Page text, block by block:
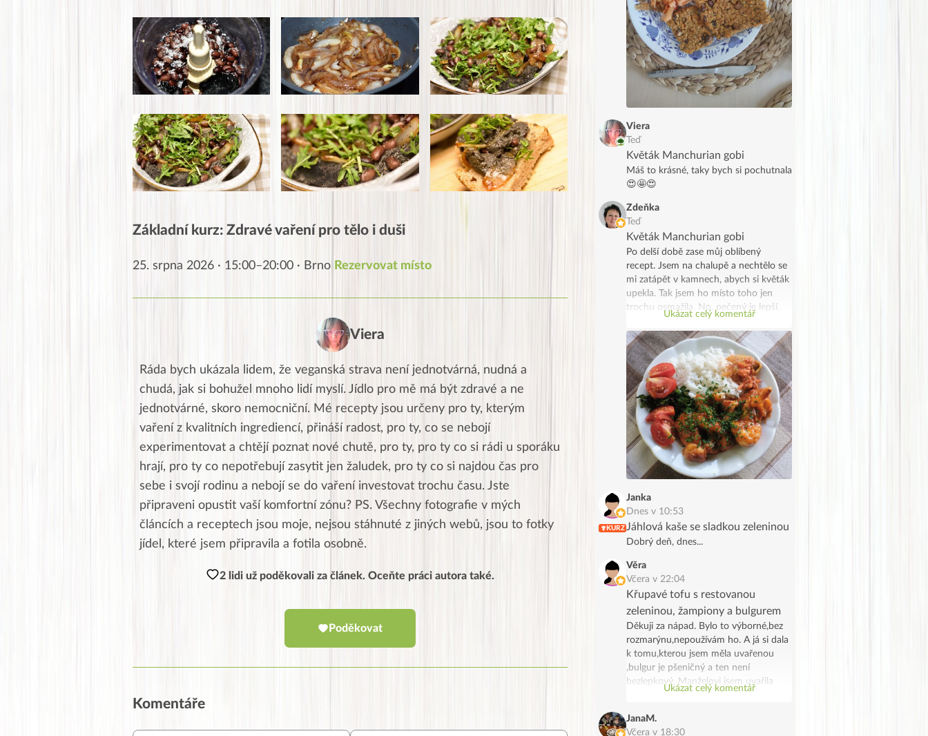
Základní kurz: Zdravé vaření pro tělo i duši
25. srpna 2026 · 15:00–20:00 · Brno Rezervovat místo
Viera
Ráda bych ukázala lidem, že veganská strava není jednotvárná, nudná a
chudá, jak si bohužel mnoho lidí myslí. Jídlo pro mě má být zdravé a ne
jednotvárné, skoro nemocniční. Mé recepty jsou určeny pro ty, kterým
vaření z kvalitních ingrediencí, přináší radost, pro ty, co se nebojí
experimentovat a chtějí poznat nové chutě, pro ty, pro ty co si rádi u sporáku
hrají, pro ty co nepotřebují zasytit jen žaludek, pro ty co si najdou čas pro
sebe i svojí rodinu a nebojí se do vaření investovat trochu času. Jste
připraveni opustit vaší komfortní zónu? PS. Všechny fotografie v mých
článcích a receptech jsou moje, nejsou stáhnuté z jiných webů, jsou to fotky
jídel, které jsem připravila a fotila osobně.
2 lidi už poděkovali za článek. Oceňte práci autora také.
Poděkovat
Komentáře
Viera
Teď
Květák Manchurian gobi
Máš to krásné, taky bych si pochutnala
😍🤩😍
Zdeňka
Teď
Květák Manchurian gobi
Po delší době zase můj oblíbený
recept. Jsem na chalupě a nechtělo se
mi zatápět v kamnech, abych si květák
upekla. Tak jsem ho místo toho jen
trochu osmažila. No, pečený je lepší,
ale taky to šlo. Moc jsem si
pochutnala.
Ukázat celý komentář
KURZ
Janka
Dnes v 10:53
Jáhlová kaše se sladkou zeleninou
Dobrý deň, dnes...
Věra
Včera v 22:04
Křupavé tofu s restovanou
zeleninou, žampiony a bulgurem
Děkuji za nápad. Bylo to výborné,bez
rozmarýnu,nepoužívám ho. A já si dala
k tomu,kterou jsem měla uvařenou
,bulgur je pšeničný a ten není
bezlepkový. Manželovi jsem uvařila
bramborové noky .Bylo to chutné a
spotřebovat žampiony a tak se stalo.
Ukázat celý komentář
JanaM.
Včera v 18:30